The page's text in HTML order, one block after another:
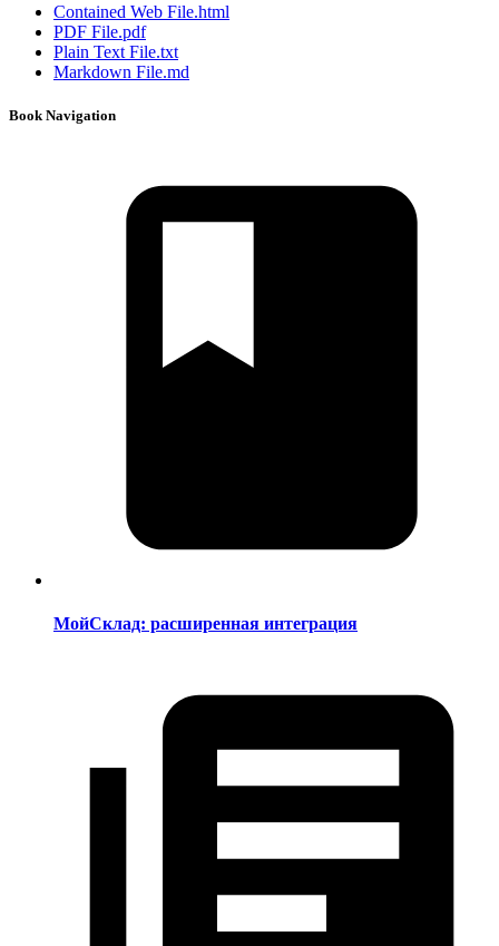
Contained Web File.html
PDF File.pdf
Plain Text File.txt
Markdown File.md
Book Navigation
МойСклад: расширенная интеграция